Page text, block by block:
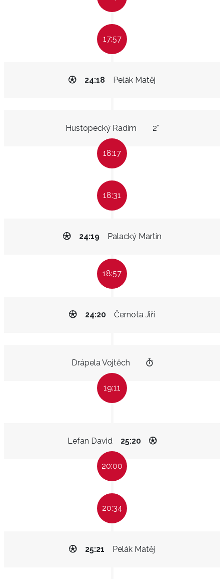
17:57
Pelák Matěj
24:18
Hustopecký Radim 2"
18:17
18:31
Palacký Martin
24:19
18:57
Černota Jiří
24:20
Drápela Vojtěch
19:11
Lefan David 25:20
20:00
20:34
Pelák Matěj
25:21